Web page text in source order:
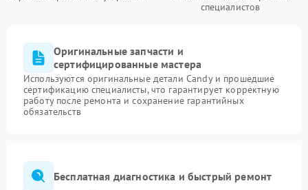
специалистов
Оригинальные запчасти и
сертифицированные мастера
Используются оригинальные детали Candy и прошедшие
сертификацию специалисты, что гарантирует корректную
работу после ремонта и сохранение гарантийных
обязательств
Бесплатная диагностика и быстрый ремонт